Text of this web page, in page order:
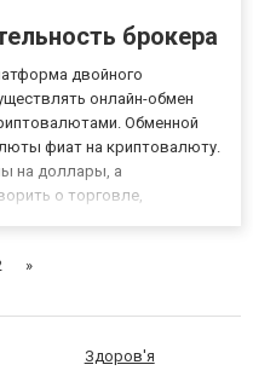
брокера
двойного
онлайн-обмен
Обменной
фиат на криптовалюту.
на доллары, а
о торговле,
»
Здоров'я